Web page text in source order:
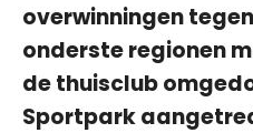
overwinningen
onderste regionen
de thuisclub
Sportpark